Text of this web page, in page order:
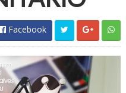
Facebook